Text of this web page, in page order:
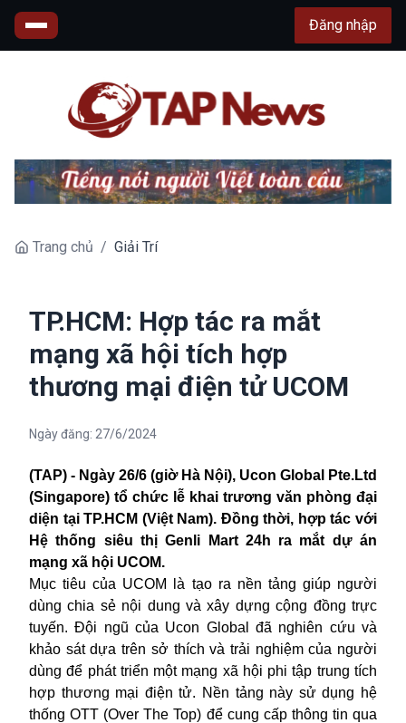
Đăng nhập
Trang chủ / Giải Trí
TP.HCM: Hợp tác ra mắt
mạng xã hội tích hợp
thương mại điện tử UCOM
Ngày đăng: 27/6/2024
(TAP) - Ngày 26/6 (giờ Hà Nội), Ucon Global Pte.Ltd
(Singapore) tổ chức lễ khai trương văn phòng đại
diện tại TP.HCM (Việt Nam). Đồng thời, hợp tác với
Hệ thống siêu thị Genli Mart 24h ra mắt dự án
mạng xã hội UCOM.
Mục tiêu của UCOM là tạo ra nền tảng giúp người
dùng chia sẻ nội dung và xây dựng cộng đồng trực
tuyến. Đội ngũ của Ucon Global đã nghiên cứu và
khảo sát dựa trên sở thích và trải nghiệm của người
dùng để phát triển một mạng xã hội phi tập trung tích
hợp thương mại điện tử. Nền tảng này sử dụng hệ
thống OTT (Over The Top) để cung cấp thông tin qua